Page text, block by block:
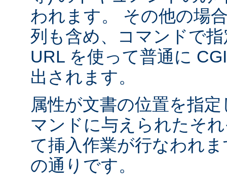
われます。 その他の場
列も含め、コマンドで
URL を使って普通に
出されます。
属性が文書の位置を指
マンドに与えられたそ
て挿入作業が行なわれ
の通りです。